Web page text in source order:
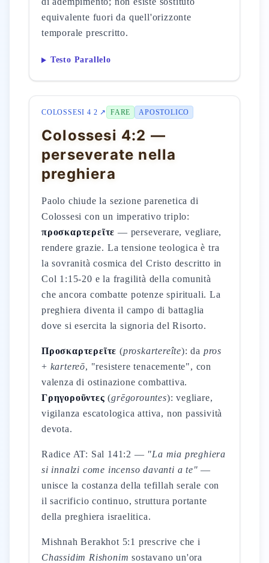
equivalente fuori da quell'orizzonte
temporale prescritto.
Testo Parallelo
COLOSSESI 4 2 ↗ FARE APOSTOLICO
Colossesi 4:2 —
perseverate nella
preghiera
Paolo chiude la sezione parenetica di
Colossesi con un imperativo triplo:
προσκαρτερεῖτε — perseverare, vegliare,
rendere grazie. La tensione teologica è tra
la sovranità cosmica del Cristo descritto in
Col 1:15-20 e la fragilità della comunità
che ancora combatte potenze spirituali. La
preghiera diventa il campo di battaglia
dove si esercita la signoria del Risorto.
Προσκαρτερεῖτε (proskartereîte): da pros
+ kartereō, "resistere tenacemente", con
valenza di ostinazione combattiva.
Γρηγοροῦντες (grēgorountes): vegliare,
vigilanza escatologica attiva, non passività
devota.
Radice AT: Sal 141:2 — "La mia preghiera
si innalzi come incenso davanti a te" —
unisce la costanza della tefillah serale con
il sacrificio continuo, struttura portante
della preghiera israelitica.
Mishnah Berakhot 5:1 prescrive che i
Chassidim Rishonim sostavano un'ora